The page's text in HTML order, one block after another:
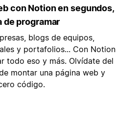
con Notion en segundos,
de programar
blogs de equipos,
y portafolios... Con Notion
todo eso y más. Olvídate del
montar una página web y
código.